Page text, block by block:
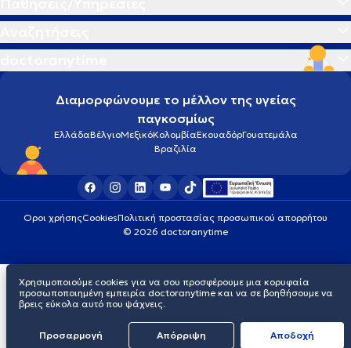
Διαμορφώνουμε το μέλλον της υγείας
παγκοσμίως
ΕλλάδαΒέλγιοΜεξικόΚολομβίαΕκουαδόρΓουατεμάλα
Βραζιλία
Οροι χρήσηςCookiesΠολιτική προστασίας προσωπικού απορρήτου
© 2026 doctoranytime
Χρησιμοποιούμε cookies για να σου προσφέρουμε μια κορυφαία
προσωποποιημένη εμπειρία doctoranytime και να σε βοηθήσουμε να
βρεις εύκολα αυτό που ψάχνεις.
Προσαρμογή Απόρριψη Aποδοχή